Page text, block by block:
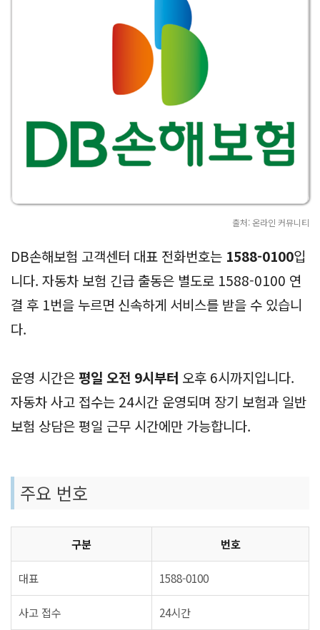
출처: 온라인 커뮤니티
DB손해보험 고객센터 대표 전화번호는 1588-0100입
니다. 자동차 보험 긴급 출동은 별도로 1588-0100 연
결 후 1번을 누르면 신속하게 서비스를 받을 수 있습니
다.
운영 시간은평일 오전 9시부터 오후 6시까지입니다.
자동차 사고 접수는 24시간 운영되며 장기 보험과 일반
보험 상담은 평일 근무 시간에만 가능합니다.
주요 번호
구분 번호
대표 1588-0100
사고 접수 24시간